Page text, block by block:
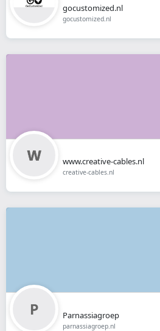
gocustomized.nl
gocustomized.nl
www.creative-cables.nl
creative-cables.nl
Parnassiagroep
parnassiagroep.nl